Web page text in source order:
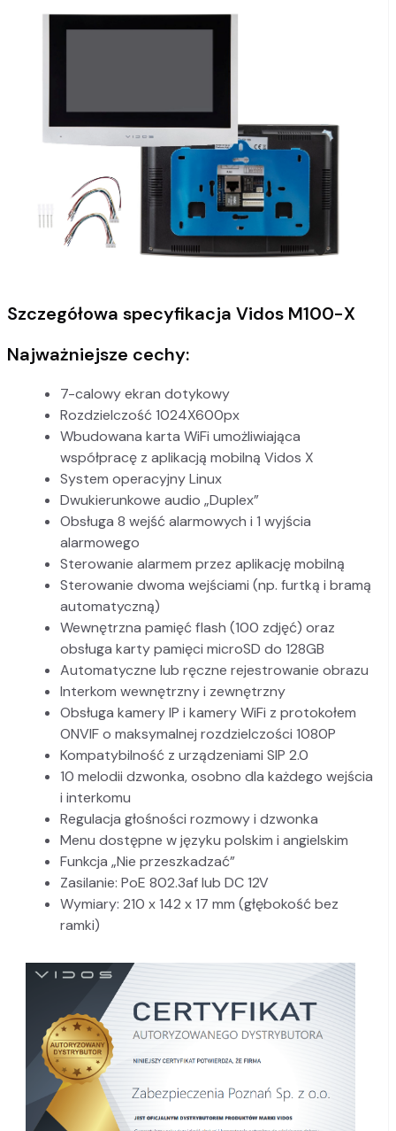
Szczegółowa specyfikacja Vidos M100-X
Najważniejsze cechy:
7-calowy ekran dotykowy
Rozdzielczość 1024X600px
Wbudowana karta WiFi umożliwiająca
współpracę z aplikacją mobilną Vidos X
System operacyjny Linux
Dwukierunkowe audio „Duplex”
Obsługa 8 wejść alarmowych i 1 wyjścia
alarmowego
Sterowanie alarmem przez aplikację mobilną
Sterowanie dwoma wejściami (np. furtką i bramą
automatyczną)
Wewnętrzna pamięć flash (100 zdjęć) oraz
obsługa karty pamięci microSD do 128GB
Automatyczne lub ręczne rejestrowanie obrazu
Interkom wewnętrzny i zewnętrzny
Obsługa kamery IP i kamery WiFi z protokołem
ONVIF o maksymalnej rozdzielczości 1080P
Kompatybilność z urządzeniami SIP 2.0
10 melodii dzwonka, osobno dla każdego wejścia
i interkomu
Regulacja głośności rozmowy i dzwonka
Menu dostępne w języku polskim i angielskim
Funkcja „Nie przeszkadzać”
Zasilanie: PoE 802.3af lub DC 12V
Wymiary: 210 x 142 x 17 mm (głębokość bez
ramki)